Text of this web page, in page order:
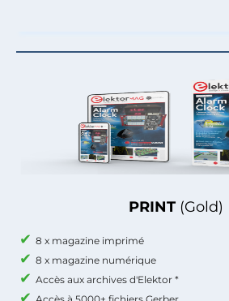
PRINT (Gold)
8 x magazine imprimé
8 x magazine numérique
Accès aux archives d'Elektor *